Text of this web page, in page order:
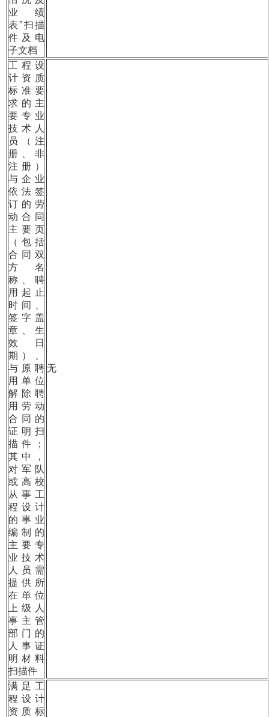
业绩
表”扫描
件及电
子文档
工程设
计资质
标准要
求的主
要专业
技术人
员（注
册、非
注册）
与企业
依法签
订的劳
动合同
主要页
（包括
合同双
方名
称、聘
用起止
时间、
签字盖
章、生
效日
期）、
与原聘
用单位
解除聘
用劳动
合同的
证明扫
描件；
其中，
对军队
或高校
从事工
程设计
的事业
编制的
主要专
业技术
人员需
提供所
在单位
上级人
事主管
部门的
人事证
明材料
扫描件
无
满足工
程设计
资质标